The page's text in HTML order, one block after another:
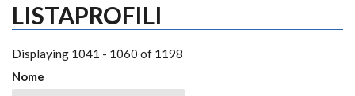
LISTAPROFILI
Displaying 1041 - 1060 of 1198
Nome